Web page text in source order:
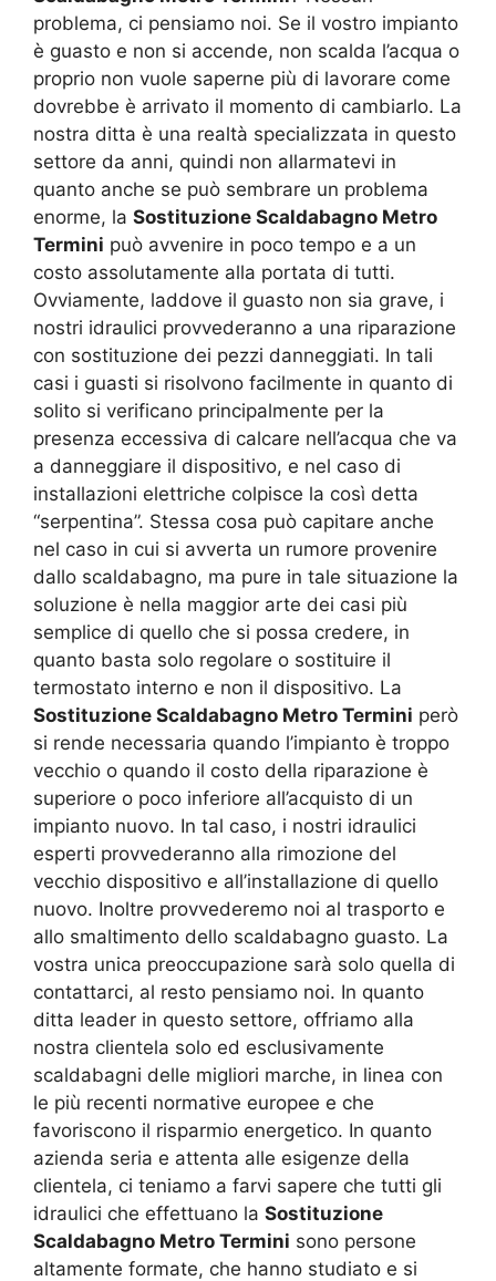
problema, ci pensiamo noi. Se il vostro impianto
è guasto e non si accende, non scalda l’acqua o
proprio non vuole saperne più di lavorare come
dovrebbe è arrivato il momento di cambiarlo. La
nostra ditta è una realtà specializzata in questo
settore da anni, quindi non allarmatevi in
quanto anche se può sembrare un problema
enorme, la Sostituzione Scaldabagno Metro
Termini può avvenire in poco tempo e a un
costo assolutamente alla portata di tutti.
Ovviamente, laddove il guasto non sia grave, i
nostri idraulici provvederanno a una riparazione
con sostituzione dei pezzi danneggiati. In tali
casi i guasti si risolvono facilmente in quanto di
solito si verificano principalmente per la
presenza eccessiva di calcare nell’acqua che va
a danneggiare il dispositivo, e nel caso di
installazioni elettriche colpisce la così detta
“serpentina”. Stessa cosa può capitare anche
nel caso in cui si avverta un rumore provenire
dallo scaldabagno, ma pure in tale situazione la
soluzione è nella maggior arte dei casi più
semplice di quello che si possa credere, in
quanto basta solo regolare o sostituire il
termostato interno e non il dispositivo. La
Sostituzione Scaldabagno Metro Termini però
si rende necessaria quando l’impianto è troppo
vecchio o quando il costo della riparazione è
superiore o poco inferiore all’acquisto di un
impianto nuovo. In tal caso, i nostri idraulici
esperti provvederanno alla rimozione del
vecchio dispositivo e all’installazione di quello
nuovo. Inoltre provvederemo noi al trasporto e
allo smaltimento dello scaldabagno guasto. La
vostra unica preoccupazione sarà solo quella di
contattarci, al resto pensiamo noi. In quanto
ditta leader in questo settore, offriamo alla
nostra clientela solo ed esclusivamente
scaldabagni delle migliori marche, in linea con
le più recenti normative europee e che
favoriscono il risparmio energetico. In quanto
azienda seria e attenta alle esigenze della
clientela, ci teniamo a farvi sapere che tutti gli
idraulici che effettuano la Sostituzione
Scaldabagno Metro Termini sono persone
altamente formate, che hanno studiato e si